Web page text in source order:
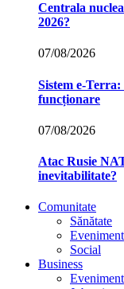
Centrala
2026?
07/08/2026
Sistem e-
funcționare
07/08/2026
Atac Rusie
inevitabilitate?
Comunitate
Sănătate
Eveniment
Social
Business
Eveniment